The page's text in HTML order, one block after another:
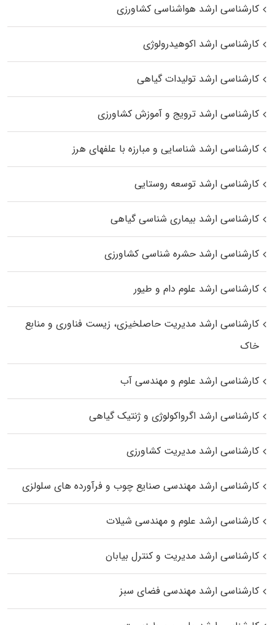
کارشناسی ارشد هواشناسی کشاورزی
کارشناسی ارشد اکوهیدرولوژی
کارشناسی ارشد تولیدات گیاهی
کارشناسی ارشد ترویج و آموزش کشاورزی
کارشناسی ارشد شناسایی و مبارزه با علفهای هرز
کارشناسی ارشد توسعه روستایی
کارشناسی ارشد بیماری‌ شناسی گیاهی
کارشناسی ارشد حشره‌ شناسی کشاورزی
کارشناسی ارشد علوم دام و طیور
کارشناسی ارشد مدیریت حاصلخیزی، زیست فناوری و منابع
خاک
کارشناسی ارشد علوم و مهندسی آب
کارشناسی ارشد اگرواکولوژی و ژنتیک گیاهی
کارشناسی ارشد مدیریت کشاورزی
کارشناسی ارشد مهندسی صنایع چوب و فرآورده‌ های سلولزی
کارشناسی ارشد علوم و مهندسی شیلات
کارشناسی ارشد مدیریت و کنترل بیابان
کارشناسی ارشد مهندسی فضای سبز